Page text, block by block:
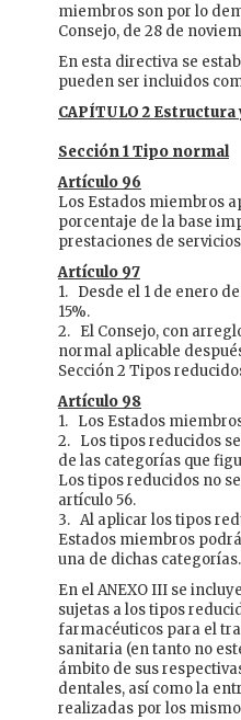
miembros son por lo
Consejo, de 28 de
En esta directiva se
pueden ser incluidos
CAPÍTULO 2
Sección 1 Tipo normal
Artículo 96
Los Estados miembros
porcentaje de la base
prestaciones de
Artículo 97
1. Desde el 1 de enero
15%.
2. El Consejo, con
normal aplicable
Sección 2 Tipos
Artículo 98
1. Los Estados
2. Los tipos reducidos
de las categorías que
Los tipos reducidos no
artículo 56.
3. Al aplicar los tipos
Estados miembros
una de dichas categorías.
En el ANEXO III se
sujetas a los tipos
farmacéuticos para el
sanitaria (en tanto no
ámbito de sus
dentales, así como la
realizadas por los